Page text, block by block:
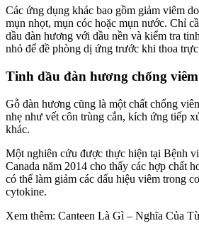
Các ứng dụng khác bao gồm giảm viêm
mụn nhọt, mụn cóc hoặc mụn nước. Chỉ
dầu đàn hương với dầu nền và kiểm tra
nhỏ để đề phòng dị ứng trước khi thoa
Tinh dầu đàn hương chống viêm
Gỗ đàn hương cũng là một chất chống
nhẹ như vết côn trùng cắn, kích ứng tiếp
khác.
Một nghiên cứu được thực hiện tại Bệnh
Canada năm 2014 cho thấy các hợp chất
có thể làm giảm các dấu hiệu viêm trong
cytokine.
Xem thêm: Canteen Là Gì – Nghĩa Của